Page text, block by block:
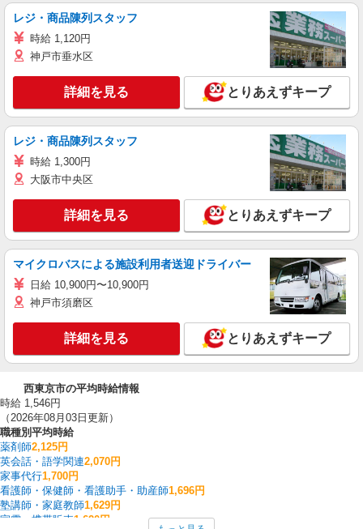
レジ・商品陳列スタッフ
時給 1,120円
神戸市垂水区
詳細を見る とりあえずキープ
レジ・商品陳列スタッフ
時給 1,300円
大阪市中央区
詳細を見る とりあえずキープ
マイクロバスによる施設利用者送迎ドライバー
日給 10,900円〜10,900円
神戸市須磨区
詳細を見る とりあえずキープ
西東京市の平均時給情報
時給 1,546円
（2026年08月03日更新）
職種別平均時給
薬剤師2,125円
英会話・語学関連2,070円
家事代行1,700円
看護師・保健師・看護助手・助産師1,696円
塾講師・家庭教師1,629円
家電・携帯販売1,620円